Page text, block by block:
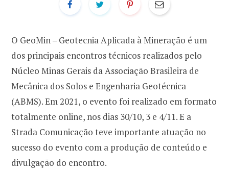
O GeoMin – Geotecnia Aplicada à Mineração é um
dos principais encontros técnicos realizados pelo
Núcleo Minas Gerais da Associação Brasileira de
Mecânica dos Solos e Engenharia Geotécnica
(ABMS). Em 2021, o evento foi realizado em formato
totalmente online, nos dias 30/10, 3 e 4/11. E a
Strada Comunicação teve importante atuação no
sucesso do evento com a produção de conteúdo e
divulgação do encontro.